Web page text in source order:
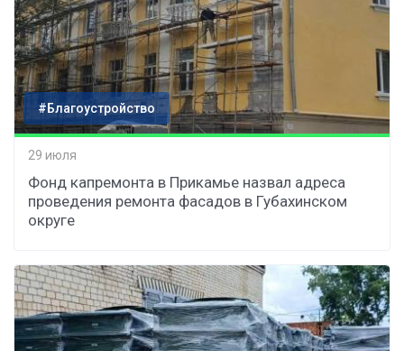
#Благоустройство
29 июля
Фонд капремонта в Прикамье назвал адреса
проведения ремонта фасадов в Губахинском
округе